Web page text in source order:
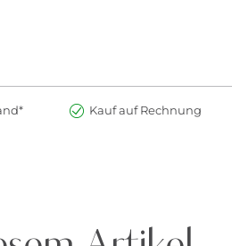
Kauf auf Rechnung